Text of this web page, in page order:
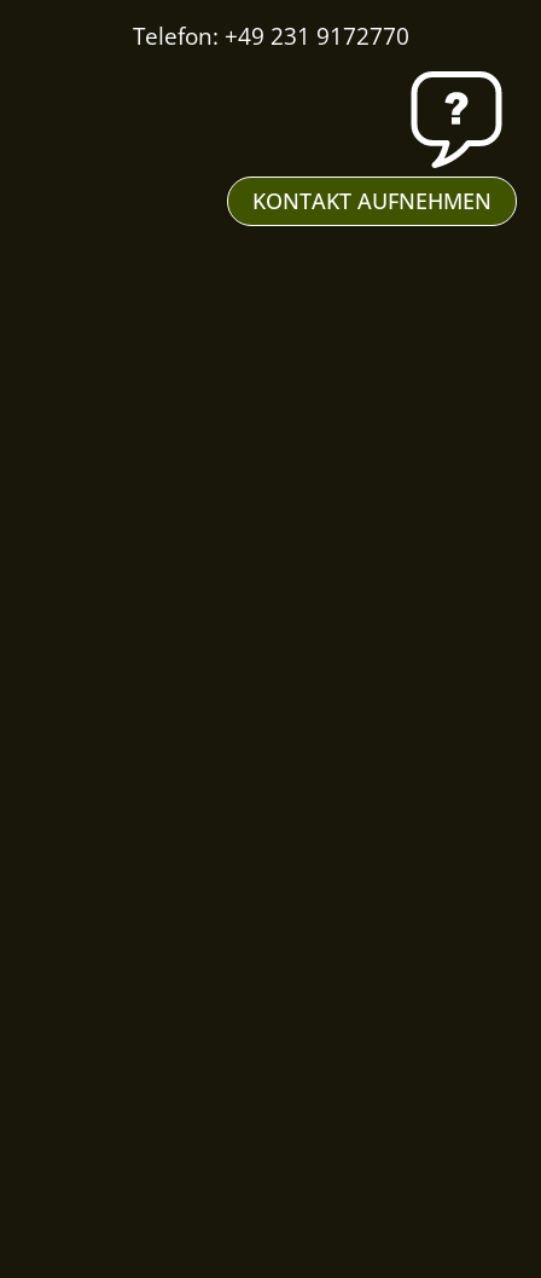
Telefon: +49 231 9172770
KONTAKT AUFNEHMEN